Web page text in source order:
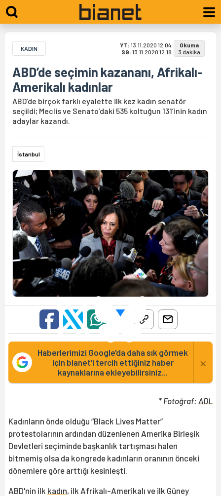
KADIN YT: 13.11.2020 12:04
SG: 13.11.2020 12:18
Okuma
3 dakika
ABD’de seçimin kazananı, Afrikalı-
Amerikalı kadınlar
ABD’de birçok farklı eyalette ilk kez kadın senatör
seçildi; Meclis ve Senato’daki 535 koltuğun 131’inin kadın
adaylar kazandı.
İstanbul
Haberlerimizi Google'da daha sık görmek
için bianet'i tercih ettiğiniz haber
kaynaklarına ekleyebilirsiniz...
×
* Fotoğraf: ADL
Kadınların önde olduğu “Black Lives Matter”
protestolarının ardından düzenlenen Amerika Birleşik
Devletleri seçiminde başkanlık tartışması halen
bitmemiş olsa da kongrede kadınların oranının önceki
dönemlere göre arttığı kesinleşti.
ABD'nin ilk kadın, ilk Afrikalı-Amerikalı ve ilk Güney